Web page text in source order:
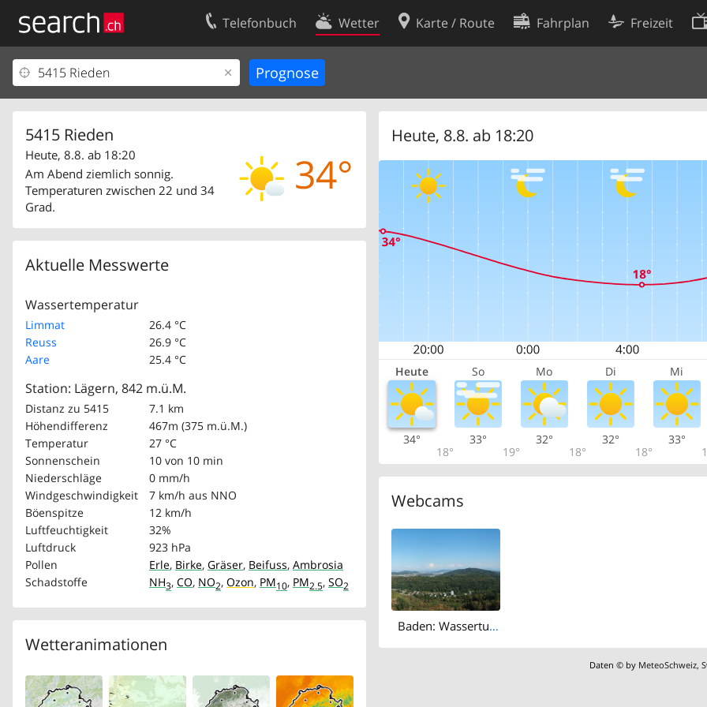
Telefonbuch Wetter Karte / Route Fahrplan Freizeit
5415 Rieden
34°
Heute, 8.8. ab 18:20
Am Abend ziemlich sonnig.
Temperaturen zwischen 22 und 34
Grad.
Aktuelle Messwerte
Wassertemperatur
Limmat
26.4 °C
Reuss
26.9 °C
Aare
25.4 °C
Station: Lägern, 842 m.ü.M.
Distanz zu 5415
7.1 km
Höhendifferenz
467m (375 m.ü.M.)
Temperatur
27 °C
Sonnenschein
10 von 10 min
Niederschläge
0 mm/h
Windgeschwindigkeit
7 km/h aus NNO
Böenspitze
12 km/h
Luftfeuchtigkeit
32%
Luftdruck
923 hPa
Pollen
Erle, Birke, Gräser, Beifuss, Ambrosia
Schadstoffe
NH3, CO, NO2, Ozon, PM10, PM2.5, SO2
Wetteranimationen
Heute, 8.8. ab 18:20
Heute So Mo Di Mi
34°
18°
33°
19°
32°
18°
32°
18°
33°
Webcams
Baden: Wasserturm Baldegg
Daten © by MeteoSchweiz,
Ihr Eintrag
Kundencenter Geschäftskunden
Kontakt
Nutzungsbedingungen
Cookie-Einstellungen